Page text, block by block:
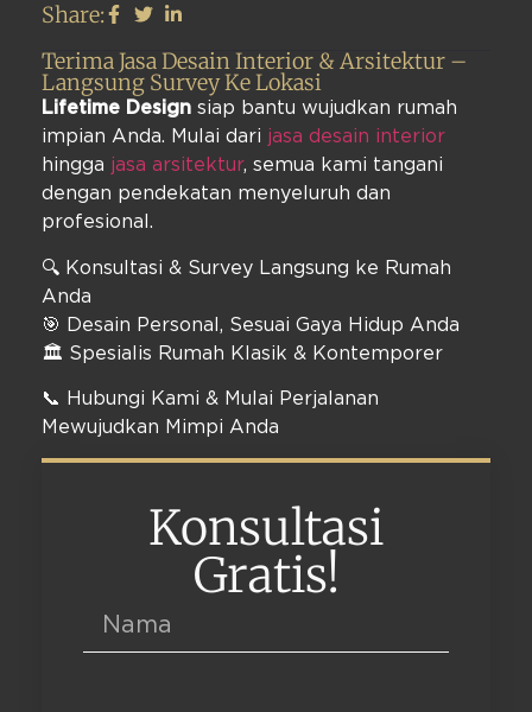
Share:
Terima Jasa Desain Interior & Arsitektur –
Langsung Survey Ke Lokasi
Lifetime Design siap bantu wujudkan rumah
impian Anda. Mulai dari jasa desain interior
hingga jasa arsitektur, semua kami tangani
dengan pendekatan menyeluruh dan
profesional.
🔍 Konsultasi & Survey Langsung ke Rumah
Anda
🎯 Desain Personal, Sesuai Gaya Hidup Anda
🏛️ Spesialis Rumah Klasik & Kontemporer
📞 Hubungi Kami & Mulai Perjalanan
Mewujudkan Mimpi Anda
Konsultasi
Gratis!